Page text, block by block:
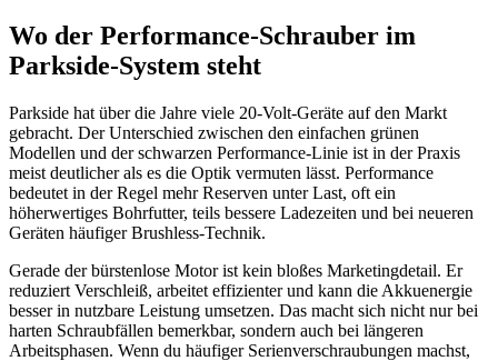
Wo der Performance-Schrauber im
Parkside-System steht
Parkside hat über die Jahre viele 20-Volt-Geräte auf den Markt
gebracht. Der Unterschied zwischen den einfachen grünen
Modellen und der schwarzen Performance-Linie ist in der Praxis
meist deutlicher als es die Optik vermuten lässt. Performance
bedeutet in der Regel mehr Reserven unter Last, oft ein
höherwertiges Bohrfutter, teils bessere Ladezeiten und bei neueren
Geräten häufiger Brushless-Technik.
Gerade der bürstenlose Motor ist kein bloßes Marketingdetail. Er
reduziert Verschleiß, arbeitet effizienter und kann die Akkuenergie
besser in nutzbare Leistung umsetzen. Das macht sich nicht nur bei
harten Schraubfällen bemerkbar, sondern auch bei längeren
Arbeitsphasen. Wenn du häufiger Serienverschraubungen machst,